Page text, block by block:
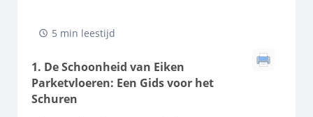
5 min leestijd
1. De Schoonheid van Eiken
Parketvloeren: Een Gids voor het
Schuren